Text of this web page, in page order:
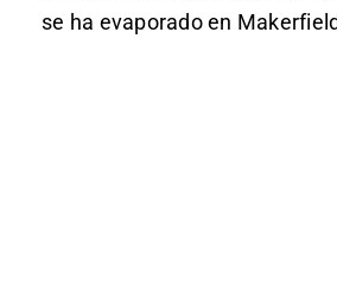
se ha evaporado en